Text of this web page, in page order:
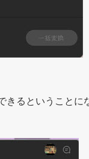
きるということに